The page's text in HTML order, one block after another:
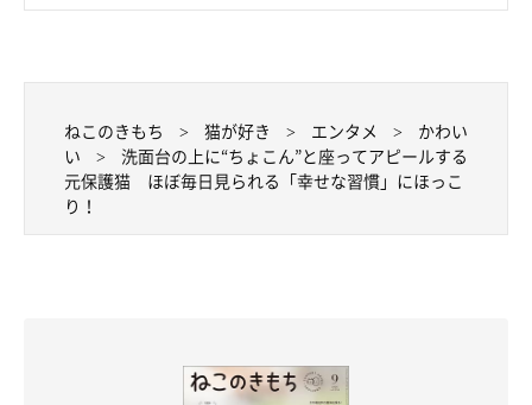
ねこのきもち 猫が好き エンタメ
かわい
い
洗面台の上に“ちょこん”と座ってアピールする
元保護猫 ほぼ毎日見られる「幸せな習慣」にほっこ
り！